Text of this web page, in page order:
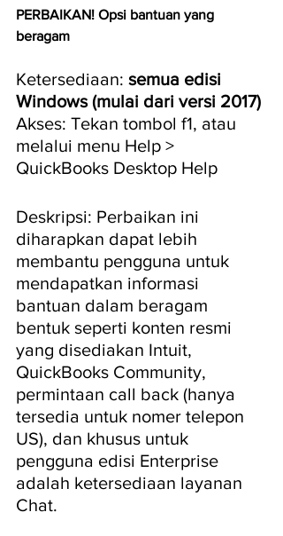
PERBAIKAN! Opsi bantuan yang
beragam
Ketersediaan: semua edisi
Windows (mulai dari versi 2017)
Akses: Tekan tombol f1, atau
melalui menu Help >
QuickBooks Desktop Help
Deskripsi: Perbaikan ini
diharapkan dapat lebih
membantu pengguna untuk
mendapatkan informasi
bantuan dalam beragam
bentuk seperti konten resmi
yang disediakan Intuit,
QuickBooks Community,
permintaan call back (hanya
tersedia untuk nomer telepon
US), dan khusus untuk
pengguna edisi Enterprise
adalah ketersediaan layanan
Chat.